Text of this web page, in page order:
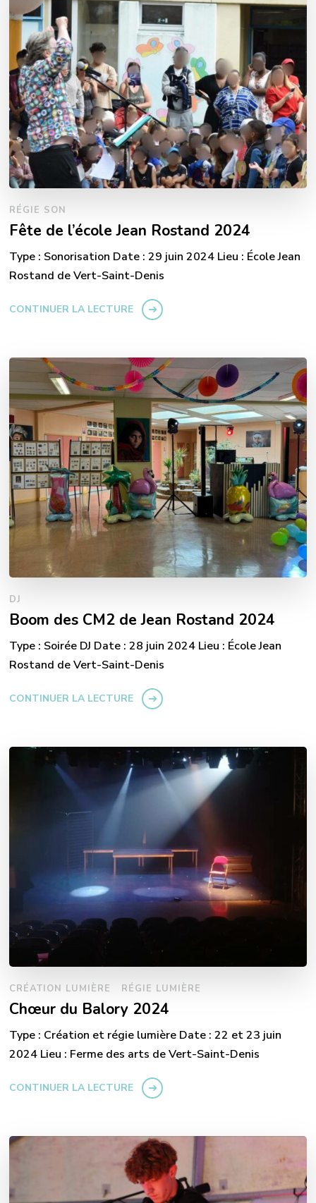
RÉGIE SON
Fête de l’école Jean Rostand 2024
Type : Sonorisation Date : 29 juin 2024 Lieu : École Jean
Rostand de Vert-Saint-Denis
CONTINUER LA LECTURE
DJ
Boom des CM2 de Jean Rostand 2024
Type : Soirée DJ Date : 28 juin 2024 Lieu : École Jean
Rostand de Vert-Saint-Denis
CONTINUER LA LECTURE
CRÉATION LUMIÈRE RÉGIE LUMIÈRE
Chœur du Balory 2024
Type : Création et régie lumière Date : 22 et 23 juin
2024 Lieu : Ferme des arts de Vert-Saint-Denis
CONTINUER LA LECTURE